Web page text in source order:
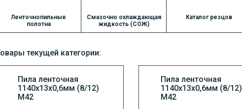
Ленточнопильные
полотна
Смазочно охлаждающая
жидкость (СОЖ)
Каталог резцов
текущей категории:
Пила ленточная
1140х13х0,6мм (8/12)
М42
Пила ленточная
1140х13х0,6мм (8/12)
М42